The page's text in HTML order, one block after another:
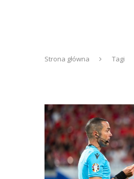
Strona główna Tagi